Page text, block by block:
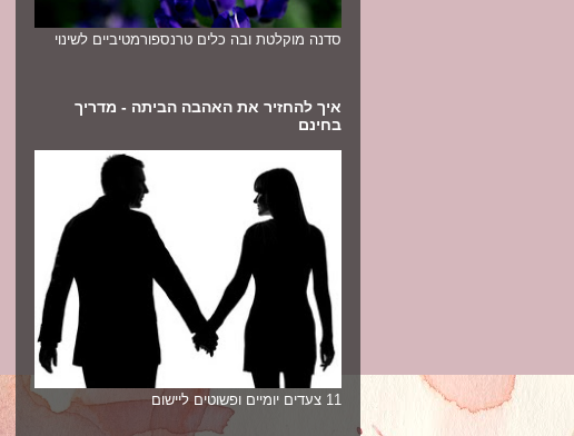
סדנה מוקלטת ובה כלים טרנספורמטיביים לשינוי
איך להחזיר את האהבה הביתה - מדריך
בחינם
11 צעדים יומיים ופשוטים ליישום